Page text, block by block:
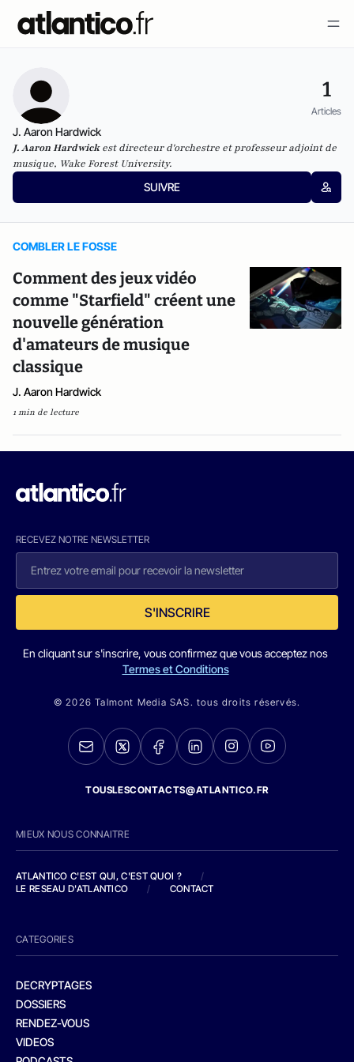
1
Articles
J. Aaron Hardwick
J. Aaron Hardwickest directeur d'orchestre et professeur adjoint de
musique, Wake Forest University.
SUIVRE
COMBLER LE FOSSE
Comment des jeux vidéo
comme "Starfield" créent une
nouvelle génération
d'amateurs de musique
classique
J. Aaron Hardwick
1 min de lecture
RECEVEZ NOTRE NEWSLETTER
S'INSCRIRE
En cliquant sur s'inscrire, vous confirmez que vous acceptez nos
Termes et Conditions
© 2026 Talmont Media SAS. tous droits réservés.
TOUSLESCONTACTS@ATLANTICO.FR
MIEUX NOUS CONNAITRE
ATLANTICO C'EST QUI, C'EST QUOI ?
/
LE RESEAU D'ATLANTICO
/ CONTACT
CATEGORIES
DECRYPTAGES
DOSSIERS
RENDEZ-VOUS
VIDEOS